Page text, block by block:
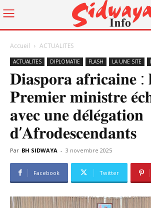
Accueil ACTUALITES
ACTUALITES DIPLOMATIE FLASH LA UNE SITE
𝐃𝐢𝐚𝐬𝐩𝐨𝐫𝐚 𝐚𝐟𝐫𝐢𝐜𝐚𝐢𝐧𝐞 :
𝐏𝐫𝐞𝐦𝐢𝐞𝐫 𝐦𝐢𝐧𝐢𝐬𝐭𝐫𝐞
𝐚𝐯𝐞𝐜 𝐮𝐧𝐞 𝐝𝐞́𝐥𝐞́𝐠𝐚𝐭𝐢𝐨𝐧
𝐝’𝐀𝐟𝐫𝐨𝐝𝐞𝐬𝐜𝐞𝐧𝐝𝐚𝐧𝐭𝐬
Par BH SIDWAYA - 3 novembre 2025
Facebook Twitter